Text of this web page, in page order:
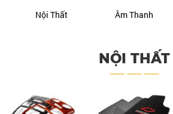
Nội Thất Âm Thanh
NỘI THẤT